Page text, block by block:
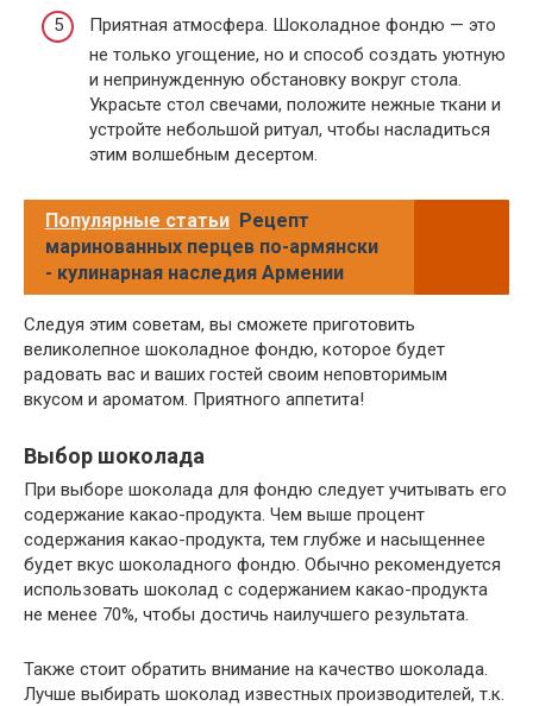
Приятная атмосфера. Шоколадное фондю — это
не только угощение, но и способ создать уютную
и непринужденную обстановку вокруг стола.
Украсьте стол свечами, положите нежные ткани и
устройте небольшой ритуал, чтобы насладиться
этим волшебным десертом.
Популярные статьи Рецепт
маринованных перцев по-армянски
- кулинарная наследия Армении
Следуя этим советам, вы сможете приготовить
великолепное шоколадное фондю, которое будет
радовать вас и ваших гостей своим неповторимым
вкусом и ароматом. Приятного аппетита!
Выбор шоколада
При выборе шоколада для фондю следует учитывать его
содержание какао-продукта. Чем выше процент
содержания какао-продукта, тем глубже и насыщеннее
будет вкус шоколадного фондю. Обычно рекомендуется
использовать шоколад с содержанием какао-продукта
не менее 70%, чтобы достичь наилучшего результата.
Также стоит обратить внимание на качество шоколада.
Лучше выбирать шоколад известных производителей, т.к.